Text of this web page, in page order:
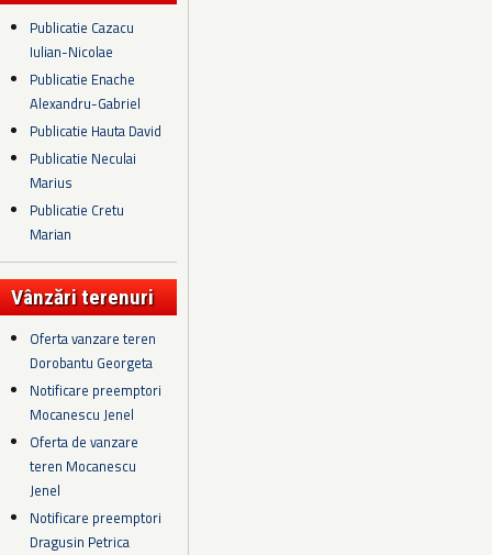
Publicatie Cazacu
Iulian-Nicolae
Publicatie Enache
Alexandru-Gabriel
Publicatie Hauta David
Publicatie Neculai
Marius
Publicatie Cretu
Marian
Vânzări terenuri
Oferta vanzare teren
Dorobantu Georgeta
Notificare preemptori
Mocanescu Jenel
Oferta de vanzare
teren Mocanescu
Jenel
Notificare preemptori
Dragusin Petrica